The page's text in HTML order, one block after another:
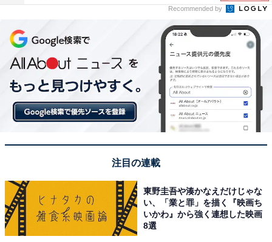
Recommended by
注目の連載
東野圭吾や湊かなえだけじゃな
い、「業と罪」を描く『映画ち
いかわ』から強く連想した映画
8選